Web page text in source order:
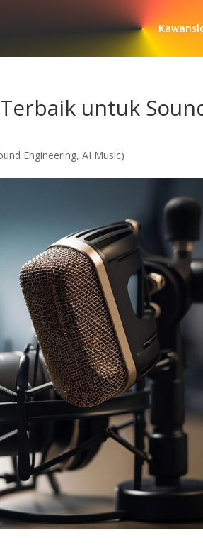
untuk
Engineering, AI Music)